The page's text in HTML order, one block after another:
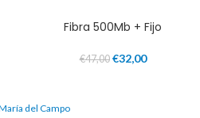
Fibra 500Mb + Fijo
€47,00 €32,00
del Campo